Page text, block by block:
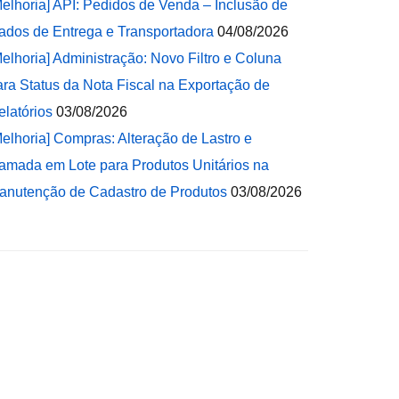
API: Pedidos de Venda – Inclusão de
de Entrega e Transportadora 04/08/2026
Administração: Novo Filtro e Coluna
Status da Nota Fiscal na Exportação de
03/08/2026
Compras: Alteração de Lastro e
em Lote para Produtos Unitários na
de Cadastro de Produtos 03/08/2026